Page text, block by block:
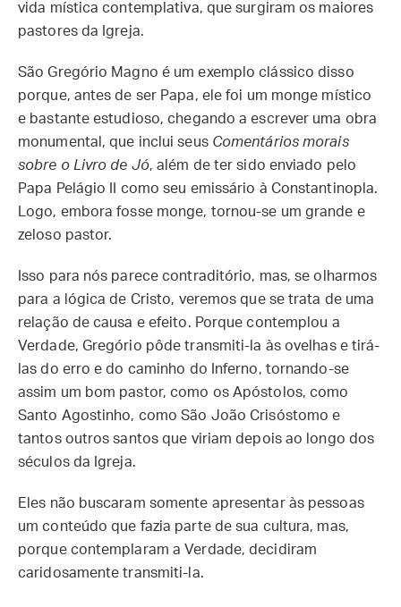
vida mística contemplativa, que surgiram os maiores
pastores da Igreja.
São Gregório Magno é um exemplo clássico disso
porque, antes de ser Papa, ele foi um monge místico
e bastante estudioso, chegando a escrever uma obra
monumental, que inclui seus Comentários morais
sobre o Livro de Jó, além de ter sido enviado pelo
Papa Pelágio II como seu emissário à Constantinopla.
Logo, embora fosse monge, tornou-se um grande e
zeloso pastor.
Isso para nós parece contraditório, mas, se olharmos
para a lógica de Cristo, veremos que se trata de uma
relação de causa e efeito. Porque contemplou a
Verdade, Gregório pôde transmiti-la às ovelhas e tirá-
las do erro e do caminho do Inferno, tornando-se
assim um bom pastor, como os Apóstolos, como
Santo Agostinho, como São João Crisóstomo e
tantos outros santos que viriam depois ao longo dos
séculos da Igreja.
Eles não buscaram somente apresentar às pessoas
um conteúdo que fazia parte de sua cultura, mas,
porque contemplaram a Verdade, decidiram
caridosamente transmiti-la.